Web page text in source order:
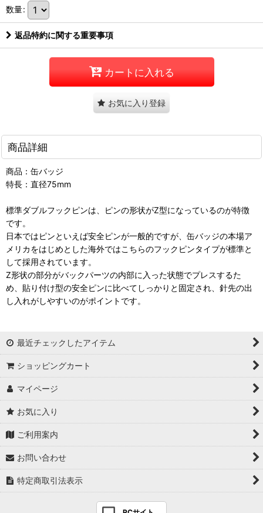
数量:
返品特約に関する重要事項
カートに入れる
お気に入り登録
商品詳細
商品：缶バッジ
特長：直径75mm
標準ダブルフックピンは、ピンの形状がZ型になっているのが特徴
です。
日本ではピンといえば安全ピンが一般的ですが、缶バッジの本場ア
メリカをはじめとした海外ではこちらのフックピンタイプが標準と
して採用されています。
Z形状の部分がバックパーツの内部に入った状態でプレスするた
め、貼り付け型の安全ピンに比べてしっかりと固定され、針先の出
し入れがしやすいのがポイントです。
最近チェックしたアイテム
ショッピングカート
マイページ
お気に入り
ご利用案内
お問い合わせ
特定商取引法表示